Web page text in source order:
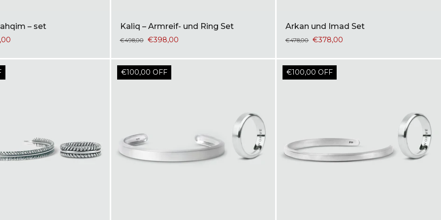
– set Kaliq – Armreif- und Ring Set
€498,00 €398,00
Arkan und Imad Set
€478,00 €378,00
€100,00 OFF €100,00 OFF